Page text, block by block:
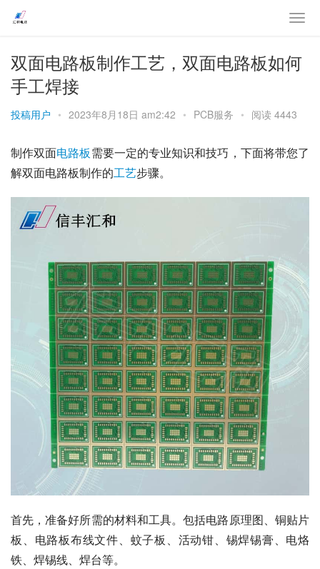
双面电路板制作工艺，双面电路板如何
手工焊接
投稿用户 • 2023年8月18日 am2:42 • PCB服务 • 阅读 4443
制作双面电路板需要一定的专业知识和技巧，下面将带您了
解双面电路板制作的工艺步骤。
首先，准备好所需的材料和工具。包括电路原理图、铜贴片
板、电路板布线文件、蚊子板、活动钳、锡焊锡膏、电烙
铁、焊锡线、焊台等。